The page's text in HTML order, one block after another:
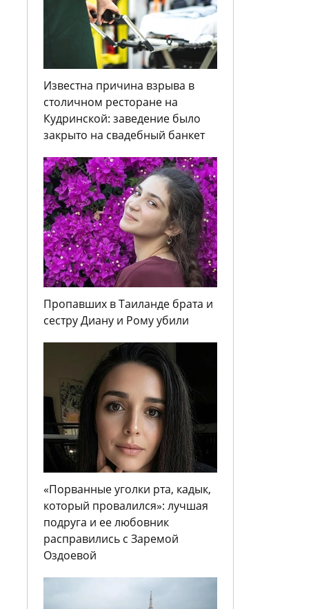
Известна причина взрыва в
столичном ресторане на
Кудринской: заведение было
закрыто на свадебный банкет
Пропавших в Таиланде брата и
сестру Диану и Рому убили
«Порванные уголки рта, кадык,
который провалился»: лучшая
подруга и ее любовник
расправились с Заремой
Оздоевой